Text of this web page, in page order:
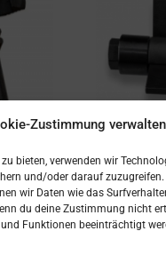
Zustimmung verwalten
bieten, verwenden wir
und/oder darauf zuzugreifen.
wir Daten wie das
du deine Zustimmung nicht
Funktionen beeinträchtigt